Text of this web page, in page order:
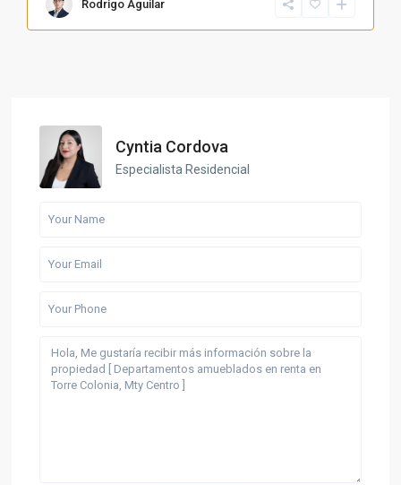
Rodrigo Aguilar
Cyntia Cordova
Especialista Residencial